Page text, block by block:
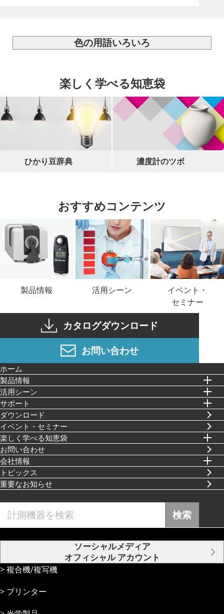
色の用語いろいろ
楽しく学べる知恵袋
ひかり豆辞典 濃度計のツボ
おすすめコンテンツ
製品情報 活用シーン
イベント・
セミナー
カタログダウンロード
お問い合わせ
ホーム
製品情報
活⽤シーン
イベント・セミナー
楽しく学べる知恵袋
サポート
お問い合わせ
ダウンロード
会社情報
トピックス
重要なお知らせ
検索
ソーシャルメディア
オフィシャル アカウント
複合機/複写機
プリンター